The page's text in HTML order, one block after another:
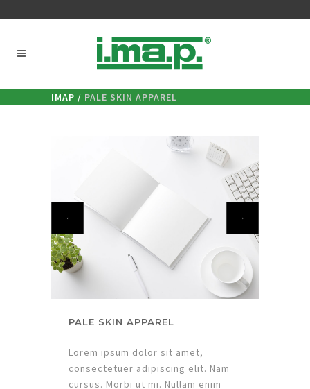
IMAP / PALE SKIN APPAREL
PALE SKIN APPAREL
Lorem ipsum dolor sit amet,
consectetuer adipiscing elit. Nam
cursus. Morbi ut mi. Nullam enim